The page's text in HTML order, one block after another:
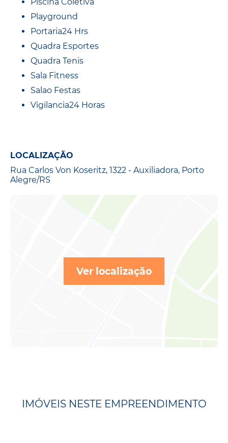
Playground
Portaria24 Hrs
Quadra Esportes
Quadra Tenis
Sala Fitness
Salao Festas
Vigilancia24 Horas
LOCALIZAÇÃO
Rua Carlos Von Koseritz, 1322 - Auxiliadora, Porto
Alegre/RS
Ver localização
IMÓVEIS NESTE EMPREENDIMENTO